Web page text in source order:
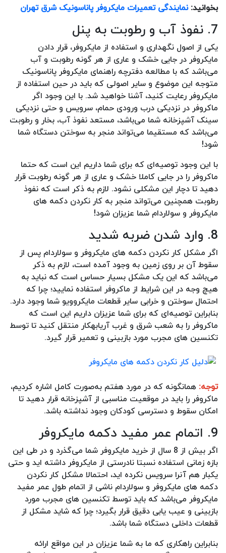
بخوانید:نمایندگی تعمیرات مایکروفر پاناسونیک شرق تهران
7. نفوذ آب و رطوبت به پنل
یکی از اصول نگهداری و استفاده از مایکروفر، قرار دادن
مایکروفر در جایی خشک و عاری از هر گونه رطوبت و آب
می‌باشد که با مطالعه دفترچه راهنمای مایکروفر پاناسونیک
متوجه این موضوع و سایر اصولی که باید در حین استفاده از
مایکروفر رعایت کنید، آشنا خواهید شد. با این وجود اگر
ماکروفر در نزدیکی درب ورودی حمام، سرویس و حتی نزدیکی
سینک آشپزخانه شما می‌باشد، مستعد نفوذ آب، بخار و رطوبت
می‌باشد که مستقیما می‌تواند منجر به سوختن دستگاه شما
شود!
با این وجود توصیه‌ای که برای شما داریم این است که حتما
ماکروفر را در جایی کاملا خشک و عاری از هر گونه رطوبت قرار
دهید تا دچار این مشکلی نشود. لازم به ذکر است که نفوذ
رطوبت همچنین می‌تواند منجر به کار نکردن دکمه های
مایکروفر و سولاردام شما عزیزان شود!
8. وارد شدن ضربه شدید
اگر مشکل کار نکردن دکمه های مایکروفر و سولاردام پس از
سقوط آن بر روی زمین به وجود آمده است، لازم به ذکر
می‌باشد که این یک مشکل بسیار حساس است که نباید به
هیچ وجه در این شرایط از ماکروفر استفاده نمایید؛ چرا که
احتمال سوختن و خرابی سایر قطعات مایکروویو شما وجود دارد.
بنابراین توصیه‌ای که برای شما عزیزان داریم این است که
ماکروفر را به شعب شرق و غرب آریابهکار منتقل کنید تا توسط
تکنسین های مجرب مورد بازبینی و تعمیر قرار گیرد.
توجه: همانگونه که در مورد هفتم به‌صورت کامل اشاره کردیم،
ماکروفر را باید در موقعیت مناسبی از آشپزخانه قرار دهید تا
امکان سقوط و دسترسی کودکان وجود نداشته باشد.
9. اتمام عمر مفید دکمه مایکروفر
اگر بیش از 8 سال از خرید مایکروفر شما می‌گذرد و در طی این
بازه زمانی استفاده نسبتا نادرستی از مایکروفر داشته اید و حتی
یکبار هم آنرا سرویس نکرده اید، احتمالا مشکل کار نکردن
دکمه های مایکروفر و سولاردام ناشی از اتمام طول عمر مفید
مایکروفر می‌باشد که باید توسط تکنسین های مجرب مورد
بازبینی و عیب یابی دقیق قرار بگیرد؛ چرا که شاید مشکل از
قطعات داخلی دستگاه شما باشد.
بنابراین راهکاری که ما به شما عزیزان در این مواقع ارائه